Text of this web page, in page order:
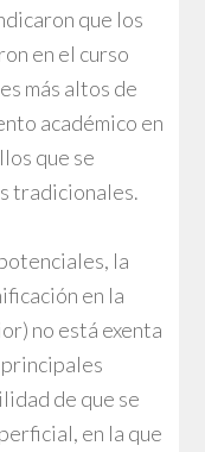
que los
en el curso
más altos de
académico en
que se
tradicionales.
la
en la
no está exenta
de que se
en la que